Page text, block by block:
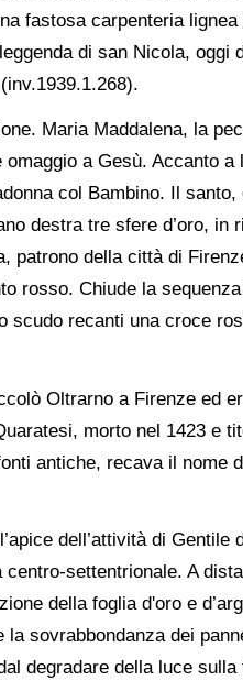
fastosa carpenteria
di san Nicola, oggi
Maria Maddalena, la
a Gesù. Accanto
col Bambino. Il
destra tre sfere d’oro, in
patrono della città di
rosso. Chiude la
scudo recanti una croce
Oltrarno a Firenze ed
morto nel 1423 e
antiche, recava il nome
dell’attività di Gentile
settentrionale. A
della foglia d'oro e
sovrabbondanza dei
degradare della luce